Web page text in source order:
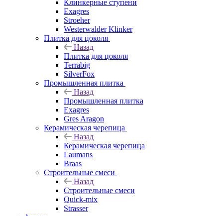
Клинкерные ступени
Exagres
Stroeher
Westerwalder Klinker
Плитка для цоколя
Назад
Плитка для цоколя
Terrabig
SilverFox
Промышленная плитка
Назад
Промышленная плитка
Exagres
Gres Aragon
Керамическая черепица
Назад
Керамическая черепица
Laumans
Braas
Строительные смеси
Назад
Строительные смеси
Quick-mix
Strasser